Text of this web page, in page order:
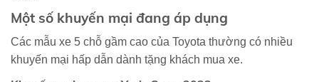
Một số khuyến mại đang áp dụng
Các mẫu xe 5 chỗ gầm cao của Toyota thường có nhiều
khuyến mại hấp dẫn dành tặng khách mua xe.